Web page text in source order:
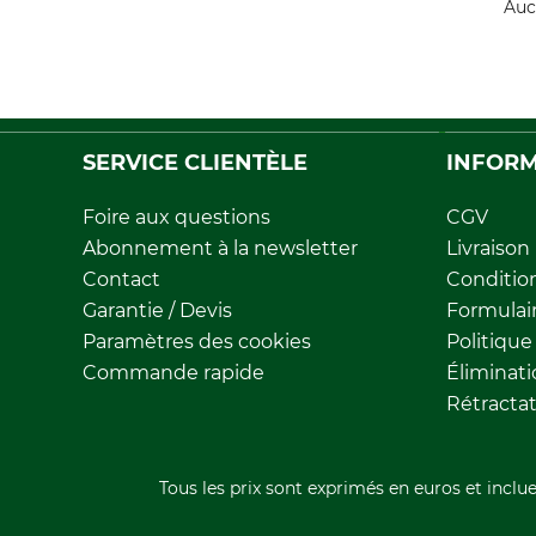
SERVICE CLIENTÈLE
Foire aux questions
Abonnement à la newsletter
Contact
Garantie / Devis
Paramètres des cookies
Commande rapide
CGV
Livraison
Tous les prix sont exprimés en euros et